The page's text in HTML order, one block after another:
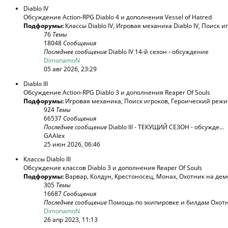
Diablo IV
Обсуждение Action-RPG Diablo 4 и дополнения Vessel of Hatred
Подфорумы: Классы Diablo IV, Игровая механика Diablo IV, Поиск
76 Темы
18048Сообщения
Последнее сообщение Diablo IV 14-й сезон - обсуждение
DimonamoN
05 авг 2026, 23:29
Diablo III
Обсуждение Action-RPG Diablo 3 и дополнения Reaper Of Souls
Подфорумы: Игровая механика, Поиск игроков, Героический
924 Темы
66537Сообщения
Последнее сообщение Diablo III - ТЕКУЩИЙ СЕЗОН - обсужде...
GAAlex
25 июн 2026, 06:46
Классы Diablo III
Обсуждение классов Diablo 3 и дополнения Reaper Of Souls
Подфорумы: Варвар, Колдун, Крестоносец, Монах, Охотник на
305 Темы
16687Сообщения
Последнее сообщение Помощь по экипировке и билдам
DimonamoN
26 апр 2023, 11:13